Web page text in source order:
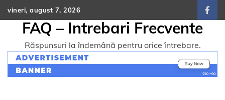
Skip
to
content
vineri, august 7, 2026
FAQ – Intrebari Frecvente
Răspunsuri la îndemână pentru orice întrebare.